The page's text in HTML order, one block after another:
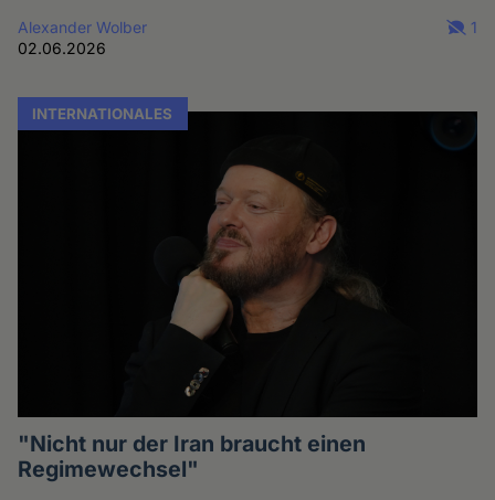
Alexander Wolber
02.06.2026
1
INTERNATIONALES
"Nicht nur der Iran braucht einen
Regimewechsel"